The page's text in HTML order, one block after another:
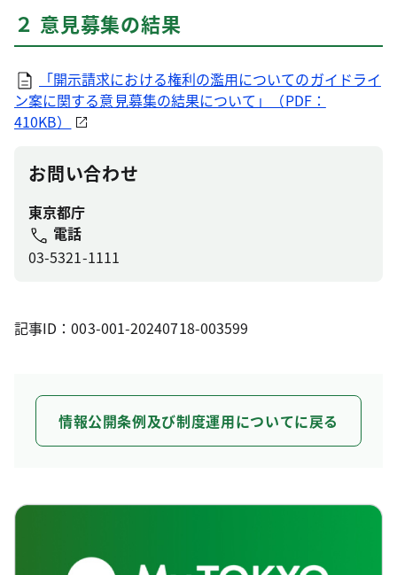
２ 意見募集の結果
「開示請求における権利の濫用についてのガイドライ
ン案に関する意見募集の結果について」（PDF：
410KB）
お問い合わせ
東京都庁
電話
03-5321-1111
記事ID：003-001-20240718-003599
情報公開条例及び制度運用についてに戻る